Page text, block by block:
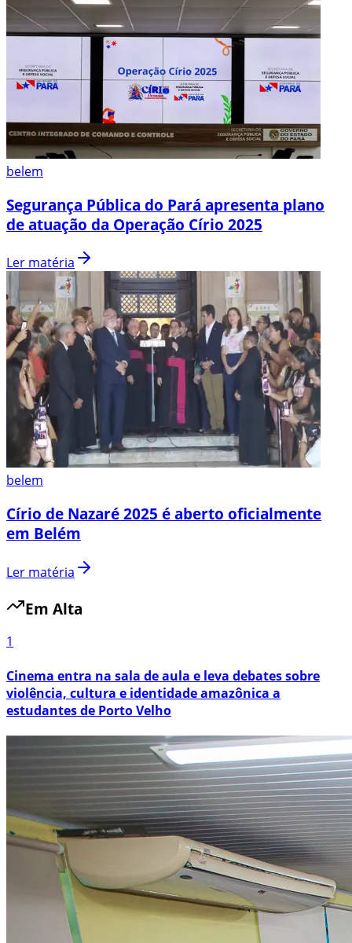
belem
Segurança Pública do Pará apresenta plano
de atuação da Operação Círio 2025
Ler matéria
belem
Círio de Nazaré 2025 é aberto oficialmente
em Belém
Ler matéria
Em Alta
1
Cinema entra na sala de aula e leva debates sobre
violência, cultura e identidade amazônica a
estudantes de Porto Velho